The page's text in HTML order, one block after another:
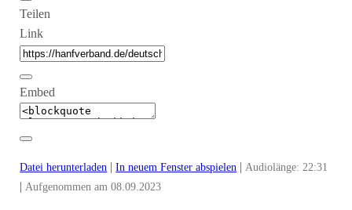
Teilen
Link
Embed
Datei herunterladen |In neuem Fenster abspielen |Audiolänge: 22:31
|Aufgenommen am 08.09.2023